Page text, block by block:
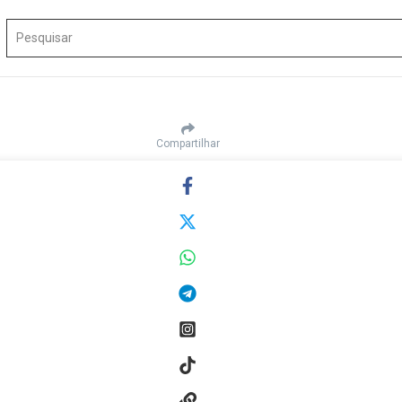
Compartilhar